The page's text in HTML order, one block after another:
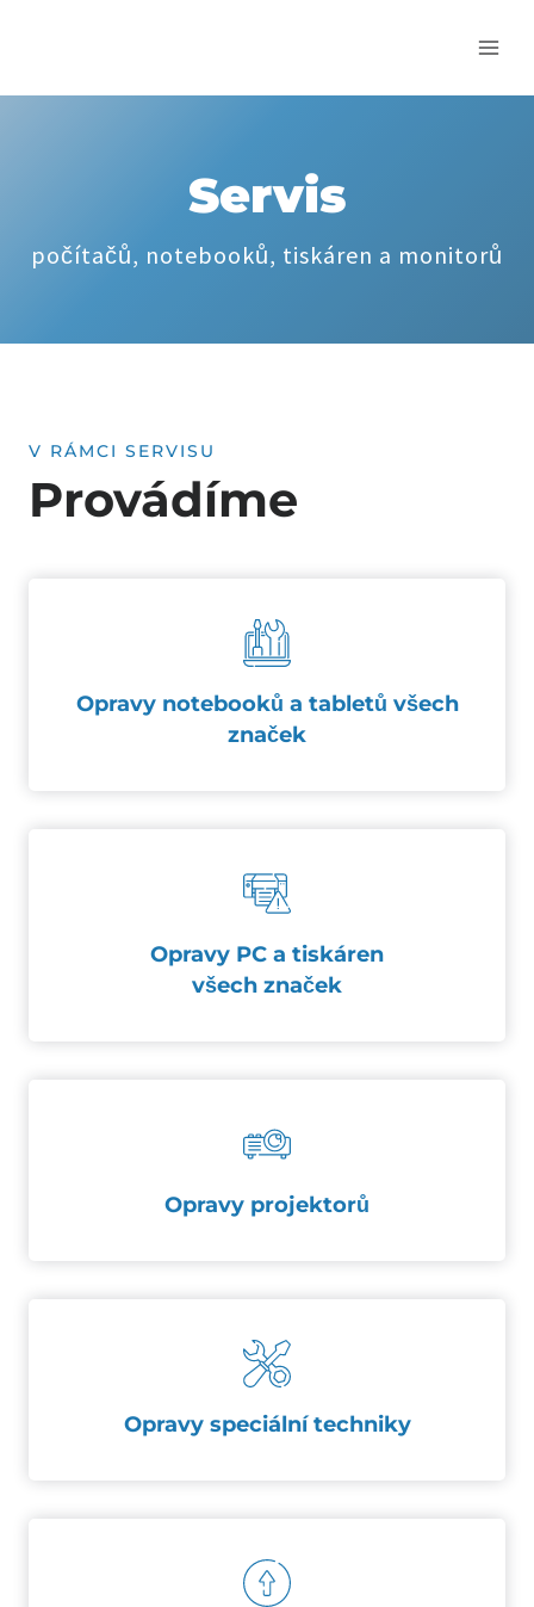
Servis
počítačů, notebooků, tiskáren a monitorů
V RÁMCI SERVISU
Provádíme
Opravy notebooků a tabletů všech
značek
Opravy PC a tiskáren
všech značek
Opravy projektorů
Opravy speciální techniky